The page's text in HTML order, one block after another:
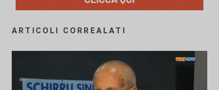
ARTICOLI CORREALATI